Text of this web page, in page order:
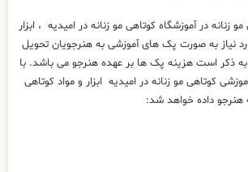
زنانه در آموزشگاه کوتاهی مو زنانه در امیدیه ، ابزار
نیاز به صورت پک های آموزشی به هنرجویان تحویل
به ذکر است هزینه پک ها بر عهده هنرجو می باشد. با
کوتاهی مو زنانه در امیدیه ابزار و مواد کوتاهی
هنرجو داده خواهد شد: